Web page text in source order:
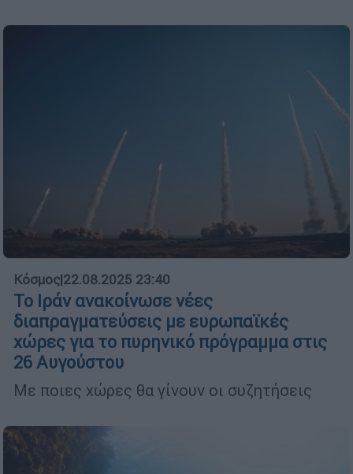
Κόσμος|22.08.2025 23:40
To Ιράν ανακοίνωσε νέες
διαπραγματεύσεις με ευρωπαϊκές
χώρες για το πυρηνικό πρόγραμμα στις
26 Αυγούστου
Με ποιες χώρες θα γίνουν οι συζητήσεις